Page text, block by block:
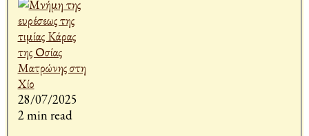
28/07/2025
2 min read